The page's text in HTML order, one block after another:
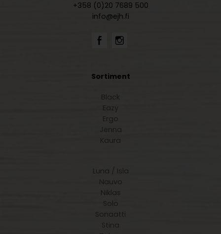
+358 (0)20 7689 500
info@ejh.fi
Sortiment
Black
Eazy
Ergo
Jenna
Kaura
Luna / Isla
Nauvo
Niklas
Solo
Sonaatti
Stina